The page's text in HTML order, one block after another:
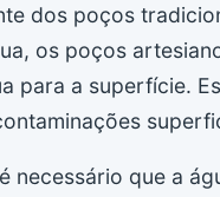
dos poços
os poços
para a superfície.
necessário que a